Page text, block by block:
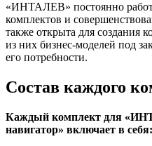
«ИНТАЛЕВ» постоянно
комплектов и
также открыта для создания
из них бизнес-моделей под
его потребности.
Состав каждого
Каждый комплект для
навигатор» включает в себя: